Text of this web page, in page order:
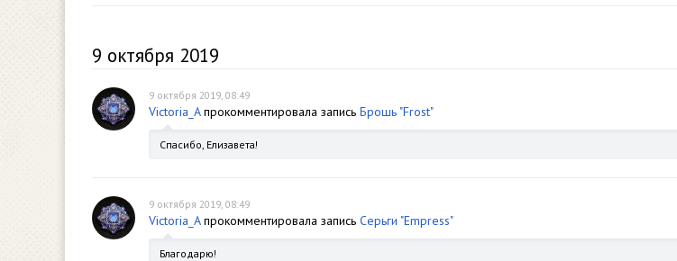
9 октября 2019
9 октября 2019, 08:49
Victoria_Aпрокомментировала запись Брошь "Frost"
Спасибо, Елизавета!
9 октября 2019, 08:49
Victoria_Aпрокомментировала запись Серьги "Empress"
Благодарю!